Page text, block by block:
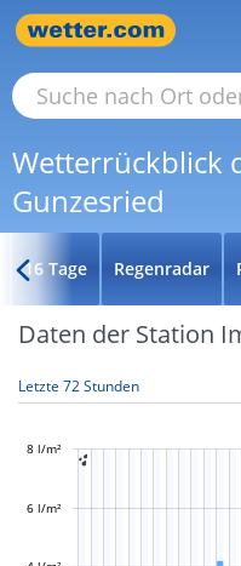
Wetterrückblick
Gunzesried
16 Tage Regenradar
Daten der Station

6 l/m²
8 l/m²